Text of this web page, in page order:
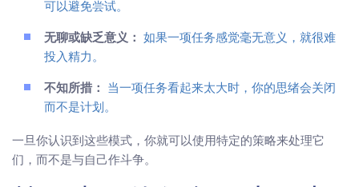
可以避免尝试。
无聊或缺乏意义：
如果一项任务感觉毫无意义，就很难
投入精力。
不知所措：
当一项任务看起来太大时，你的思绪会关闭
而不是计划。
一旦你认识到这些模式，你就可以使用特定的策略来处理它
们，而不是与自己作斗争。